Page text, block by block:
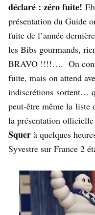
déclaré : zéro fuite!
présentation du Guide
fuite de l’année
les Bibs gourmands,
BRAVO !!!!…. On
fuite, mais on attend
indiscrétions sortent…
peut-être même la liste
la présentation
Squer à quelques
Syvestre sur France 2